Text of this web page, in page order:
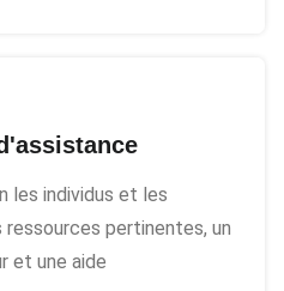
les individus et les
pertinentes, un
et une aide